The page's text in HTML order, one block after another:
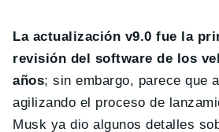
La actualización v9.0 fue la
revisión del software de los
años; sin embargo, parece que
agilizando el proceso de
Musk ya dio algunos detalles